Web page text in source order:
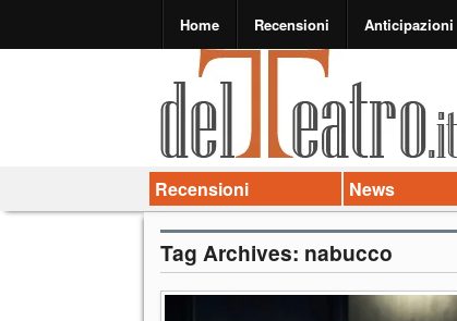
Home Recensioni Anticipazioni
Recensioni News
Tag Archives: nabucco